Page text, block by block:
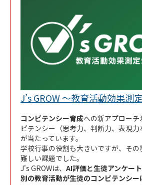
J’s GROW ～教育活動効果測
コンピテンシー育成への新アプロー
ピテンシー（思考力、判断力、表現
が当たっています。
学校行事の役割も大きいですが、そ
難しい課題でした。
J's GROWは、 AI評価と生徒アンケー
別の教育活動が生徒のコンピテンシ